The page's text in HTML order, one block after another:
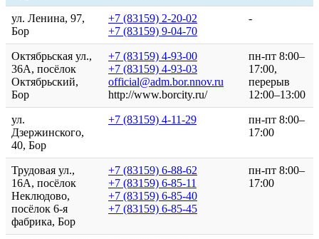
ул. Ленина, 97,
Бор
+7 (83159) 2-20-02
+7 (83159) 9-04-70
-
Октябрьская ул.,
36А, посёлок
Октябрьский,
Бор
+7 (83159) 4-93-00
+7 (83159) 4-93-03
official@adm.bor.nnov.ru
http://www.borcity.ru/
пн-пт 8:00–
17:00,
перерыв
12:00–13:00
ул.
Дзержинского,
40, Бор
+7 (83159) 4-11-29
пн-пт 8:00–
17:00
Трудовая ул.,
16А, посёлок
Неклюдово,
посёлок 6-я
фабрика, Бор
+7 (83159) 6-88-62
+7 (83159) 6-85-11
+7 (83159) 6-85-40
+7 (83159) 6-85-45
пн-пт 8:00–
17:00